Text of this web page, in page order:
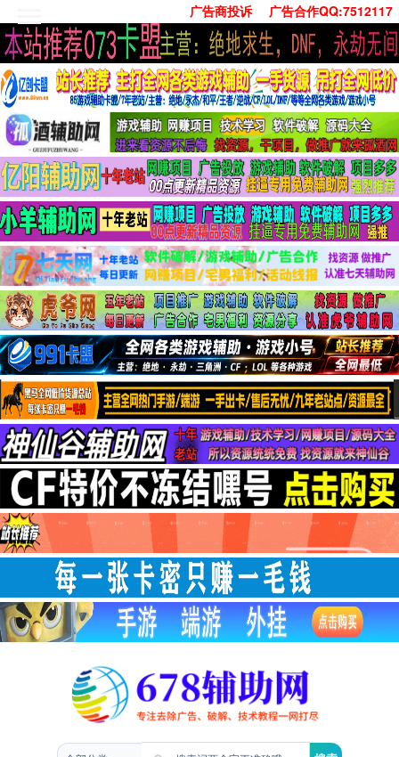
广告商投诉 广告合作QQ:7512117
首页
技术学习
安卓绿化
单机游戏
社交娱乐
系统工具
活动线报
常用办公
源码收集
值得一看
两性情感